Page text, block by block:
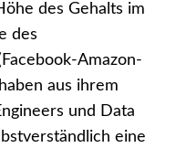
des Gehalts im
des
Amazon-
aus ihrem
und Data
eine